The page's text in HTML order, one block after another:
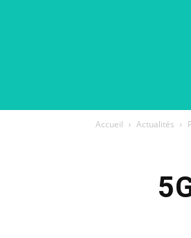
Accueil Actualités